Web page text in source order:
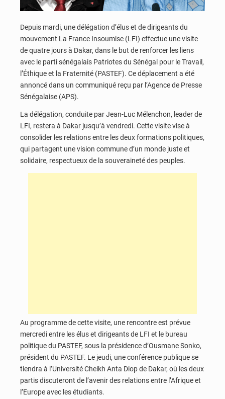
Depuis mardi, une délégation d’élus et de dirigeants du
mouvement La France Insoumise (LFI) effectue une visite
de quatre jours à Dakar, dans le but de renforcer les liens
avec le parti sénégalais Patriotes du Sénégal pour le Travail,
l’Éthique et la Fraternité (PASTEF). Ce déplacement a été
annoncé dans un communiqué reçu par l’Agence de Presse
Sénégalaise (APS).
La délégation, conduite par Jean-Luc Mélenchon, leader de
LFI, restera à Dakar jusqu’à vendredi. Cette visite vise à
consolider les relations entre les deux formations politiques,
qui partagent une vision commune d’un monde juste et
solidaire, respectueux de la souveraineté des peuples.
Au programme de cette visite, une rencontre est prévue
mercredi entre les élus et dirigeants de LFI et le bureau
politique du PASTEF, sous la présidence d’Ousmane Sonko,
président du PASTEF. Le jeudi, une conférence publique se
tiendra à l’Université Cheikh Anta Diop de Dakar, où les deux
partis discuteront de l’avenir des relations entre l’Afrique et
l’Europe avec les étudiants.